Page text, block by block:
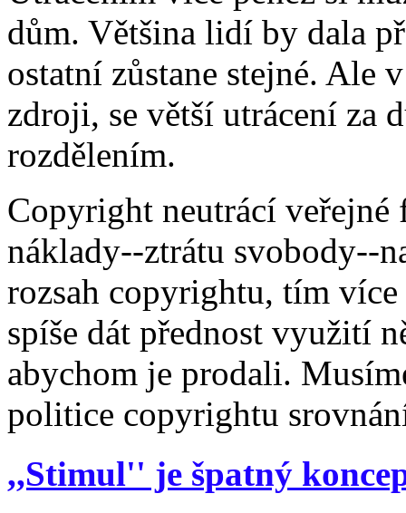
dům. Většina lidí by dala
ostatní zůstane stejné. Ale
zdroji, se větší utrácení za
rozdělením.
Copyright neutrácí
náklady--ztrátu svobody--
rozsah copyrightu, tím
spíše dát přednost využití
abychom je prodali.
politice copyrightu
,,Stimul'' je špatný